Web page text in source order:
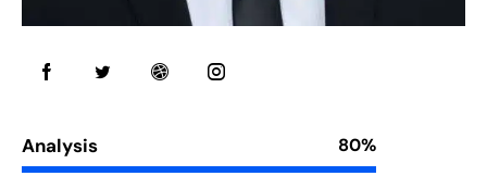
Analysis 80%